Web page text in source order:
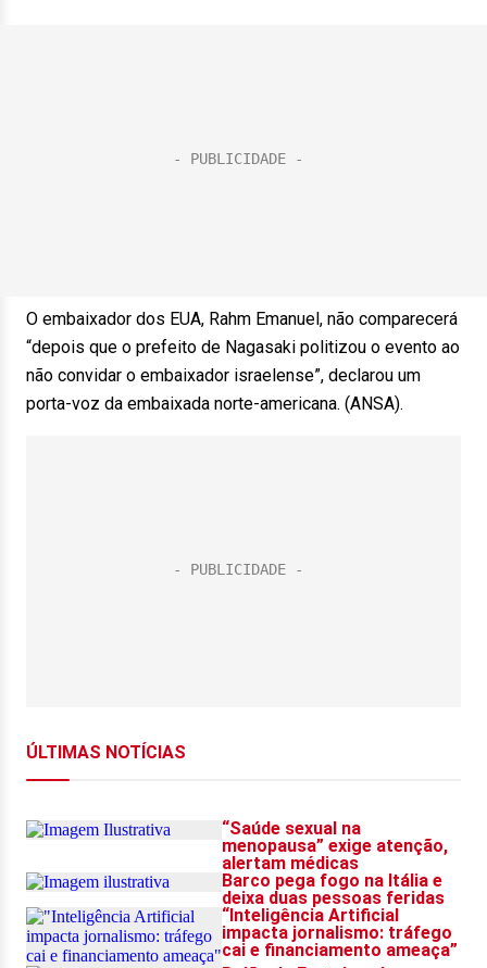
O embaixador dos EUA, Rahm Emanuel, não comparecerá
“depois que o prefeito de Nagasaki politizou o evento ao
não convidar o embaixador israelense”, declarou um
porta-voz da embaixada norte-americana. (ANSA).